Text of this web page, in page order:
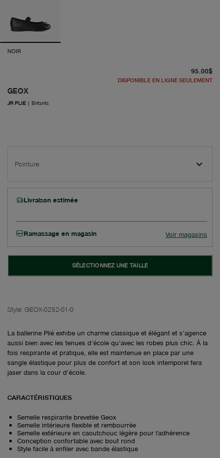
NOIR
GEOX
JR PLIE| Enfants
95.00$
DISPONIBLE EN LIGNE SEULEMENT
Pointure
Livraison estimée
Ramassage en magasin Voir magasins
SÉLECTIONNEZ UNE TAILLE
Style: GEOX-0252-01-0
La ballerine Plié exhibe un charme classique et élégant et s’agence
aussi bien avec les tenues d’école qu’avec les robes plus chic. À la
fois respirante et pratique, elle est maintenue en place par une
sangle élastique pour plus de confort et son look intemporel fera
jaser dans la cour d’école.
CARACTÉRISTIQUES
Semelle respirante brevetée Geox
Semelle intérieure flexible et rembourrée
Semelle extérieure en caoutchouc légère pour l'adhérence
Conception confortable avec bout rond
Style facile à enfiler avec bande élastique